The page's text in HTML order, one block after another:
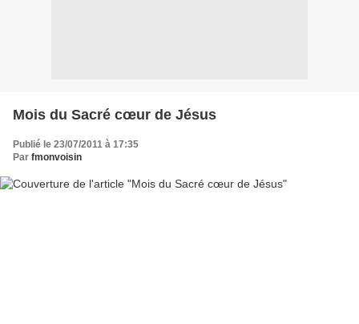
Mois du Sacré cœur de Jésus
Publié le 23/07/2011 à 17:35
Par fmonvoisin